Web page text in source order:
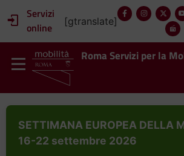
Servizi
online
[gtranslate]
Roma Servizi per la
SETTIMANA EUROPEA DELLA
16-22 settembre 2026